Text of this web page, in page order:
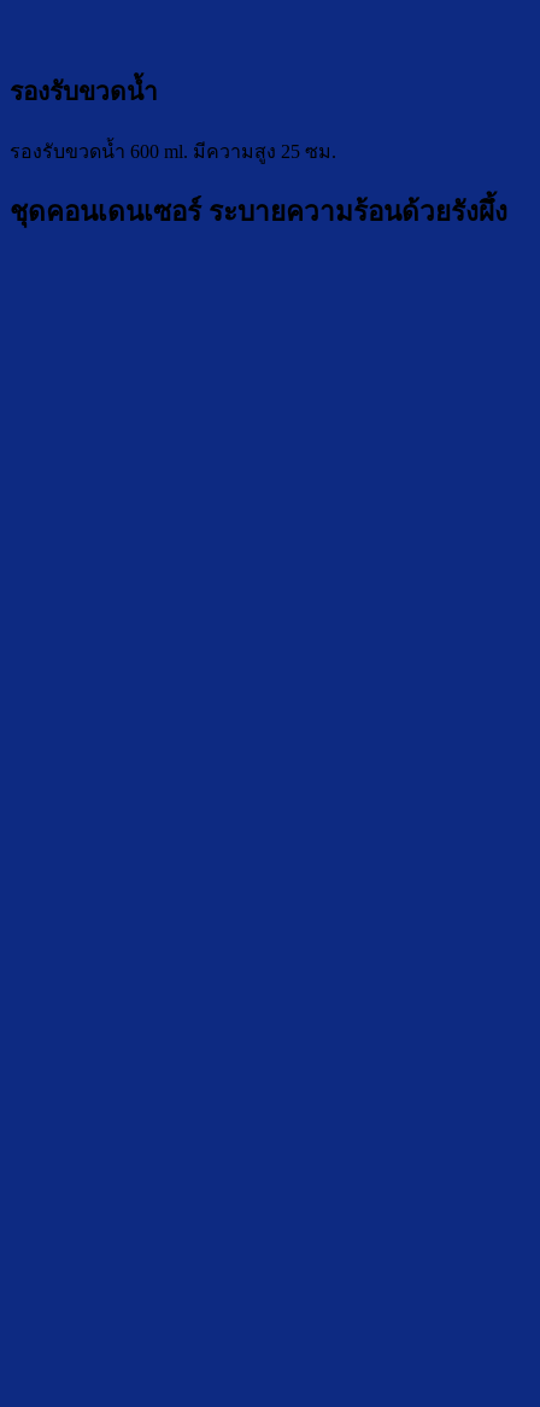
รองรับขวดน้ำ
รองรับขวดน้ำ 600 ml. มีความสูง 25 ซม.
ชุดคอนเดนเซอร์ ระบายความร้อนด้วยรังผึ้ง